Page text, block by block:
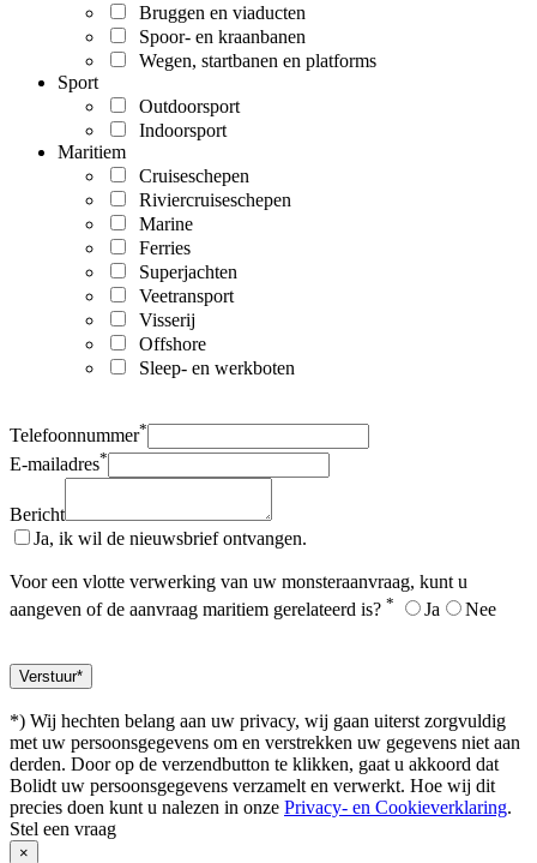
Bruggen en viaducten
Spoor- en kraanbanen
Wegen, startbanen en platforms
Sport
Outdoorsport
Indoorsport
Maritiem
Cruiseschepen
Riviercruiseschepen
Marine
Ferries
Superjachten
Veetransport
Visserij
Offshore
Sleep- en werkboten
Telefoonnummer*
E-mailadres*
Bericht
Ja, ik wil de nieuwsbrief ontvangen.
Voor een vlotte verwerking van uw monsteraanvraag, kunt u
aangeven of de aanvraag maritiem gerelateerd is? * Ja Nee
*) Wij hechten belang aan uw privacy, wij gaan uiterst zorgvuldig
met uw persoonsgegevens om en verstrekken uw gegevens niet aan
derden. Door op de verzendbutton te klikken, gaat u akkoord dat
Bolidt uw persoonsgegevens verzamelt en verwerkt. Hoe wij dit
precies doen kunt u nalezen in onze Privacy- en Cookieverklaring.
Stel een vraag
×